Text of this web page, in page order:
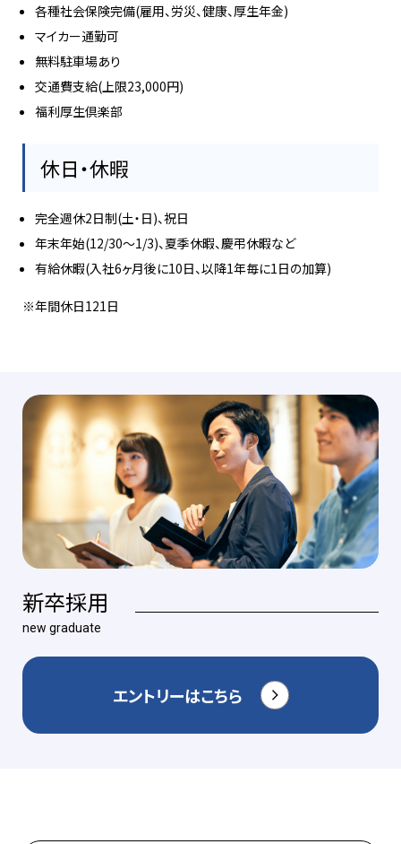
各種社会保険完備(雇用、労災、健康、厚生年金)
マイカー通勤可
無料駐車場あり
交通費支給(上限23,000円)
福利厚生倶楽部
休日・休暇
完全週休2日制(土・日)、祝日
年末年始(12/30～1/3)、夏季休暇、慶弔休暇など
有給休暇(入社6ヶ月後に10日、以降1年毎に1日の加算)
※年間休日121日
新卒採用
new graduate
エントリーはこちら